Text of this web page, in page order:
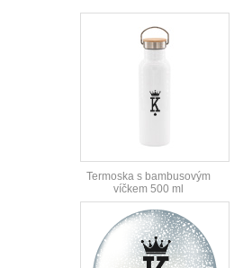
Termoska s bambusovým
víčkem 500 ml